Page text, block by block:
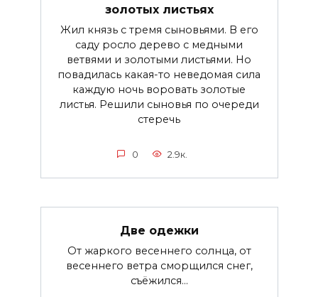
золотых листьях
Жил князь с тремя сыновьями. В его
саду росло дерево с медными
ветвями и золотыми листьями. Но
повадилась какая-то неведомая сила
каждую ночь воровать золотые
листья. Решили сыновья по очереди
стеречь
0 2.9к.
Две одежки
От жаркого весеннего солнца, от
весеннего ветра сморщился снег,
съёжился...